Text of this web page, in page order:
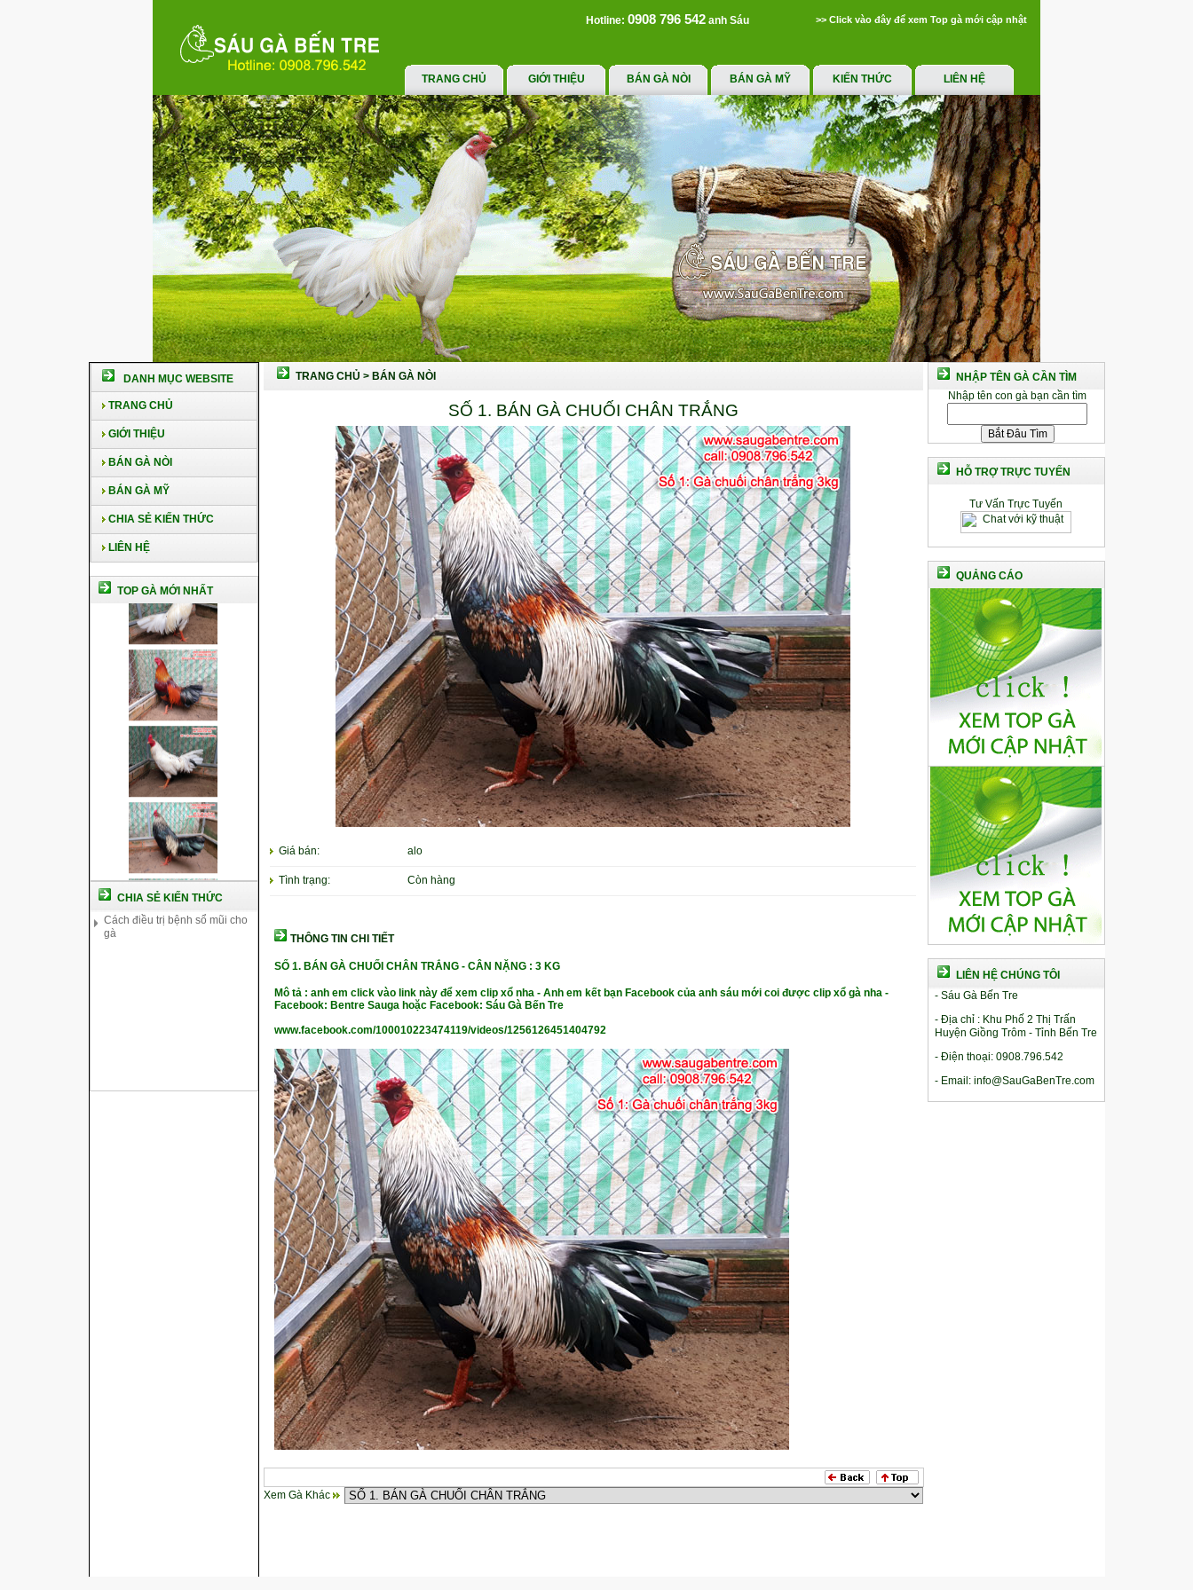
Hotline: 0908 796 542 anh Sáu >> Click vào đây để xem Top gà mới cập nhật
TRANG CHỦ GIỚI THIỆU BÁN GÀ NÒI BÁN GÀ MỸ KIẾN THỨC LIÊN HỆ
DANH MỤC WEBSITE
TRANG CHỦ
GIỚI THIỆU
BÁN GÀ NÒI
BÁN GÀ MỸ
CHIA SẺ KIẾN THỨC
LIÊN HỆ
TOP GÀ MỚI NHẤT
CHIA SẺ KIẾN THỨC
Cách nuôi gà chế độ đá c1
Cách nuôi gà đông tảo thuần
chủng
Kỹ thuật nuôi gà con mới nở
Hướng dẫn nuôi gà đá
Tại sao bạn cần biết cách nuôi
gà chọi ?
Cách điều trị bệnh sổ mũi cho
TRANG CHỦ > BÁN GÀ NÒI
SỐ 1. BÁN GÀ CHUỐI CHÂN TRẮNG
Giá bán: alo
Tình trạng: Còn hàng
THÔNG TIN CHI TIẾT
SỐ 1. BÁN GÀ CHUỐI CHÂN TRẮNG - CÂN NẶNG : 3 KG
Mô tả : anh em click vào link này để xem clip xổ nha - Anh em kết bạn Facebook của anh sáu mới coi được clip xổ gà nha -
Facebook: Bentre Sauga hoặc Facebook: Sáu Gà Bến Tre
www.facebook.com/100010223474119/videos/1256126451404792
Xem Gà Khác
NHẬP TÊN GÀ CẦN TÌM
Nhập tên con gà bạn cần tìm
HỖ TRỢ TRỰC TUYẾN
Tư Vấn Trực Tuyến
QUẢNG CÁO
LIÊN HỆ CHÚNG TÔI
- Sáu Gà Bến Tre
- Địa chỉ : Khu Phố 2 Thị Trấn
Huyện Giồng Trôm - Tỉnh Bến Tre
- Điện thoại: 0908.796.542
- Email: info@SauGaBenTre.com